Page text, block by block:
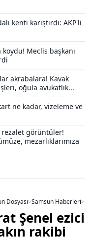
kenti karıştırdı: AKP'li
koydu! Meclis başkanı
akrabalara! Kavak
oğula avukatlık...
ne kadar, vizeleme ve
rezalet görüntüler!
mezarlıklarımıza
Dosyası>Samsun Haberleri>
Şenel ezici
rakibi